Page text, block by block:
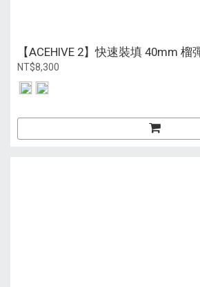
【ACEHIVE 2】快速裝填 40mm 榴
NT$8,300